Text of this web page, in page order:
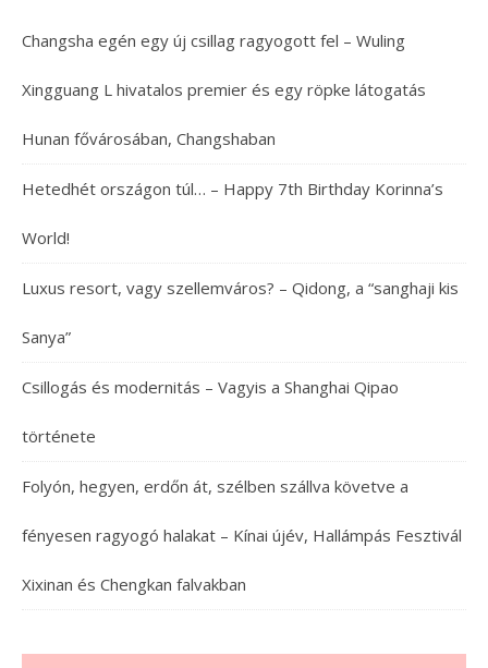
Changsha egén egy új csillag ragyogott fel – Wuling
Xingguang L hivatalos premier és egy röpke látogatás
Hunan fővárosában, Changshaban
Hetedhét országon túl… – Happy 7th Birthday Korinna’s
World!
Luxus resort, vagy szellemváros? – Qidong, a “sanghaji kis
Sanya”
Csillogás és modernitás – Vagyis a Shanghai Qipao
története
Folyón, hegyen, erdőn át, szélben szállva követve a
fényesen ragyogó halakat – Kínai újév, Hallámpás Fesztivál
Xixinan és Chengkan falvakban